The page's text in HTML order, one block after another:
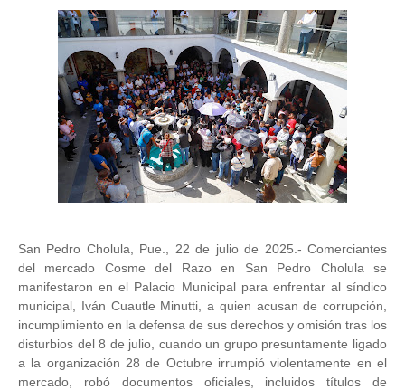
San Pedro Cholula, Pue., 22 de julio de 2025.- Comerciantes
del mercado Cosme del Razo en San Pedro Cholula se
manifestaron en el Palacio Municipal para enfrentar al síndico
municipal, Iván Cuautle Minutti, a quien acusan de corrupción,
incumplimiento en la defensa de sus derechos y omisión tras los
disturbios del 8 de julio, cuando un grupo presuntamente ligado
a la organización 28 de Octubre irrumpió violentamente en el
mercado, robó documentos oficiales, incluidos títulos de